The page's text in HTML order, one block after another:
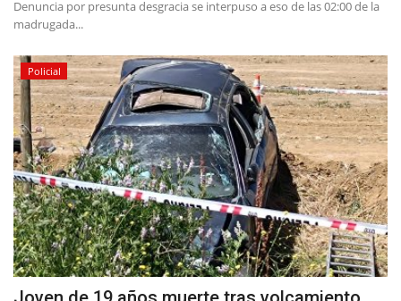
Denuncia por presunta desgracia se interpuso a eso de las 02:00 de la
madrugada...
Policial